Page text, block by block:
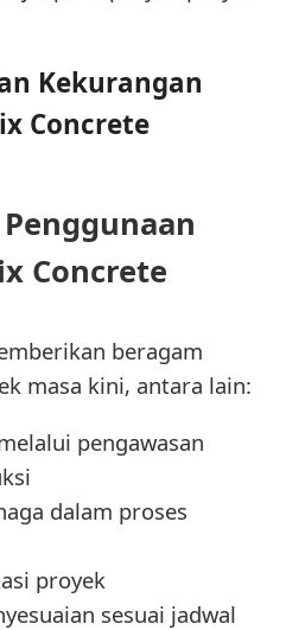
Kekurangan
Concrete
Concrete
beragam
masa kini, antara lain:
pengawasan
dalam proses
proyek
sesuai jadwal